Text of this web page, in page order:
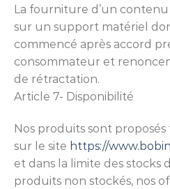
La fourniture d’un
sur un support matériel
commencé après accord
consommateur et
de rétractation.
Article 7- Disponibilité
Nos produits sont proposés
sur le site https://
et dans la limite des stocks
produits non stockés, nos